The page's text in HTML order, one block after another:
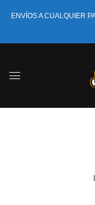
ENVÍOS A CUALQUIER